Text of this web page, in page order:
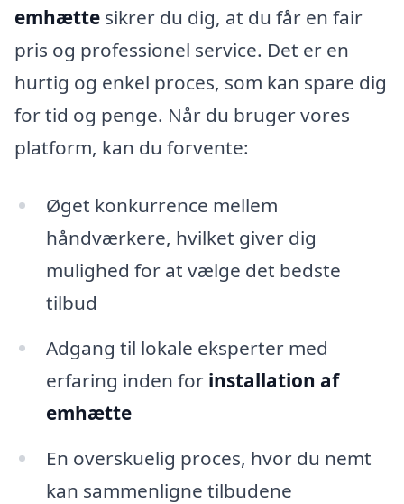
emhætte sikrer du dig, at du får en fair
pris og professionel service. Det er en
hurtig og enkel proces, som kan spare dig
for tid og penge. Når du bruger vores
platform, kan du forvente:
Øget konkurrence mellem
håndværkere, hvilket giver dig
mulighed for at vælge det bedste
tilbud
Adgang til lokale eksperter med
erfaring inden for installation af
emhætte
En overskuelig proces, hvor du nemt
kan sammenligne tilbudene